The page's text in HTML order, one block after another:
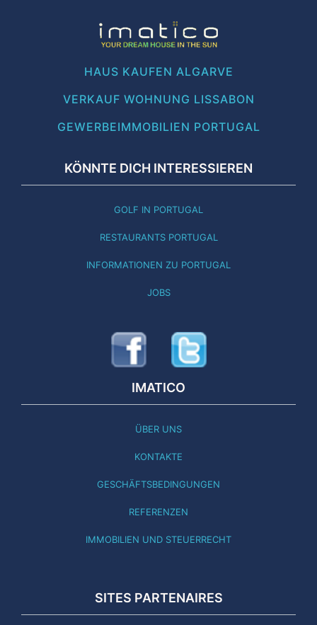
HAUS KAUFEN ALGARVE
VERKAUF WOHNUNG LISSABON
GEWERBEIMMOBILIEN PORTUGAL
KÖNNTE DICH INTERESSIEREN
GOLF IN PORTUGAL
RESTAURANTS PORTUGAL
INFORMATIONEN ZU PORTUGAL
JOBS
IMATICO
ÜBER UNS
KONTAKTE
GESCHÄFTSBEDINGUNGEN
REFERENZEN
IMMOBILIEN UND STEUERRECHT
SITES PARTENAIRES